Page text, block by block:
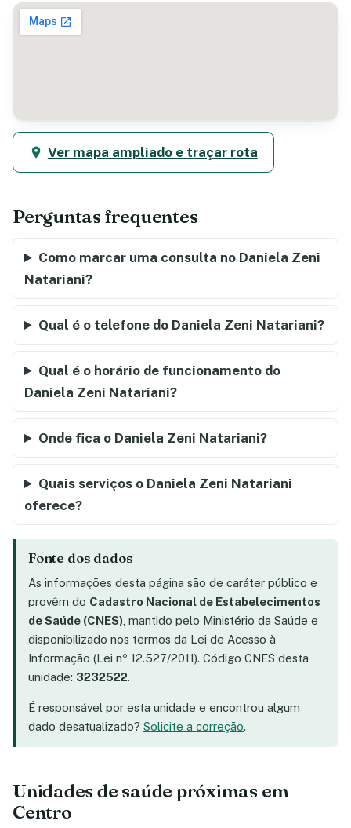
Ver mapa ampliado e traçar rota
Perguntas frequentes
Como marcar uma consulta no Daniela Zeni
Natariani?
Qual é o telefone do Daniela Zeni Natariani?
Qual é o horário de funcionamento do
Daniela Zeni Natariani?
Onde fica o Daniela Zeni Natariani?
Quais serviços o Daniela Zeni Natariani
oferece?
Fonte dos dados
As informações desta página são de caráter público e
provêm do Cadastro Nacional de Estabelecimentos
de Saúde (CNES) , mantido pelo Ministério da Saúde e
disponibilizado nos termos da Lei de Acesso à
Informação (Lei nº 12.527/2011). Código CNES desta
unidade: 3232522.
É responsável por esta unidade e encontrou algum
dado desatualizado? Solicite a correção.
Unidades de saúde próximas em
Centro